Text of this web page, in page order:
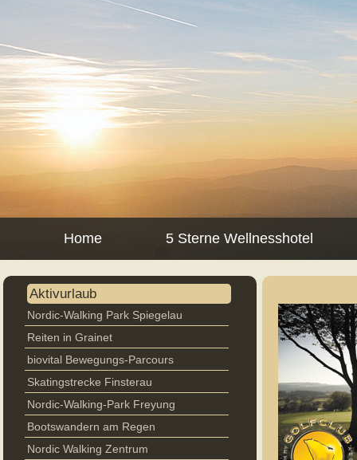
Home 5 Sterne Wellnesshotel
Aktivurlaub
Nordic-Walking Park Spiegelau
Reiten in Grainet
biovital Bewegungs-Parcours
Skatingstrecke Finsterau
Nordic-Walking-Park Freyung
Bootswandern am Regen
Nordic Walking Zentrum